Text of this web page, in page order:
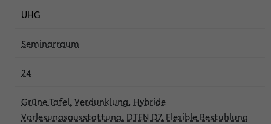
UHG
Seminarraum
24
Grüne Tafel, Verdunklung, Hybride
Vorlesungsausstattung, DTEN D7, Flexible Bestuhlung